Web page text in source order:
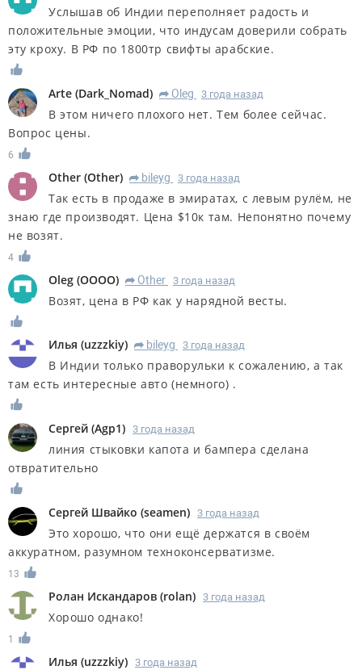
Услышав об Индии переполняет радость и
положительные эмоции, что индусам доверили собрать
эту кроху. В РФ по 1800тр свифты арабские.
Arte (Dark_Nomad) R Oleg 3 года назад
В этом ничего плохого нет. Тем более сейчас.
Вопрос цены.
6
Other (Other) R bileyg 3 года назад
Так есть в продаже в эмиратах, с левым рулём, не
знаю где производят. Цена $10к там. Непонятно почему
не возят.
4
Oleg (OOOO) R Other 3 года назад
Возят, цена в РФ как у нарядной весты.
Илья (uzzzkiy) R bileyg 3 года назад
В Индии только праворульки к сожалению, а так
там есть интересные авто (немного) .
Сергей (Agp1) 3 года назад
линия стыковки капота и бампера сделана
отвратительно
Сергей Швайко (seamen) 3 года назад
Это хорошо, что они ещё держатся в своём
аккуратном, разумном техноконсерватизме.
13
Ролан Искандаров (rolan) 3 года назад
Хорошо однако!
1
Илья (uzzzkiy) 3 года назад